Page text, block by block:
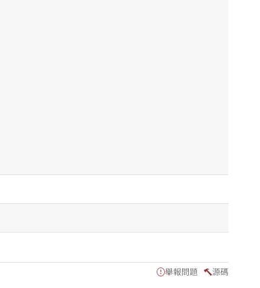
舉報問題 源碼